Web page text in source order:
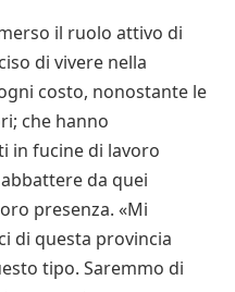
il ruolo attivo di
di vivere nella
costo, nonostante le
che hanno
in fucine di lavoro
da quei
presenza. «Mi
di questa provincia
tipo. Saremmo di